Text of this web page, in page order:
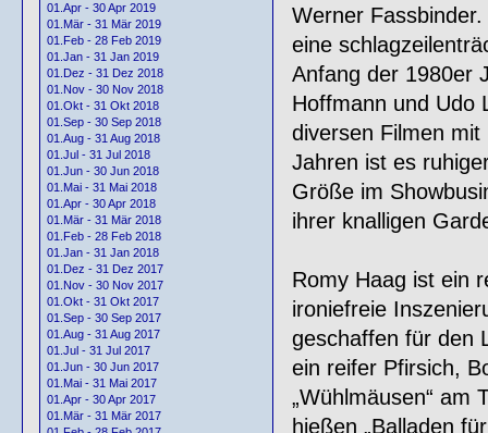
01.Apr - 30 Apr 2019
01.Mär - 31 Mär 2019
01.Feb - 28 Feb 2019
01.Jan - 31 Jan 2019
01.Dez - 31 Dez 2018
01.Nov - 30 Nov 2018
01.Okt - 31 Okt 2018
01.Sep - 30 Sep 2018
01.Aug - 31 Aug 2018
01.Jul - 31 Jul 2018
01.Jun - 30 Jun 2018
01.Mai - 31 Mai 2018
01.Apr - 30 Apr 2018
01.Mär - 31 Mär 2018
01.Feb - 28 Feb 2018
01.Jan - 31 Jan 2018
01.Dez - 31 Dez 2017
01.Nov - 30 Nov 2017
01.Okt - 31 Okt 2017
01.Sep - 30 Sep 2017
01.Aug - 31 Aug 2017
01.Jul - 31 Jul 2017
01.Jun - 30 Jun 2017
01.Mai - 31 Mai 2017
01.Apr - 30 Apr 2017
01.Mär - 31 Mär 2017
Werner
eine
Anfang der 1980er
Hoffmann und Udo
diversen Filmen
Jahren ist es
Größe im
ihrer knalligen
Romy Haag ist ein
ironiefreie
geschaffen für den
ein reifer Pfirsich,
„Wühlmäusen“ am
hießen „Balladen